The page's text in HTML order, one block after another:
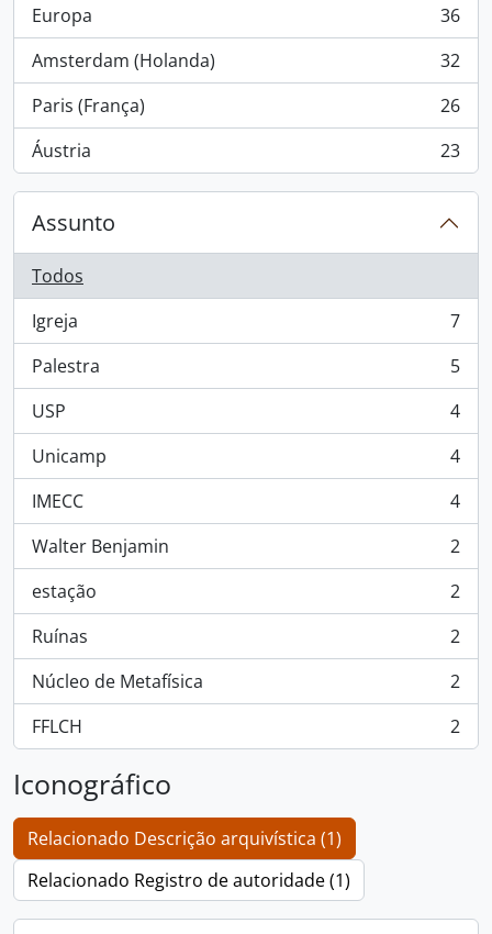
Europa
, 36 resultados
36
Amsterdam (Holanda)
, 32 resultados
32
Paris (França)
, 26 resultados
26
Áustria
, 23 resultados 23
Assunto
Todos
Igreja
, 7 resultados
7
Palestra
, 5 resultados
5
USP
, 4 resultados
4
Unicamp
, 4 resultados
4
IMECC
, 4 resultados
4
Walter Benjamin
, 2 resultados
2
estação
, 2 resultados
2
Ruínas
, 2 resultados
2
Núcleo de Metafísica
, 2 resultados
2
FFLCH
, 2 resultados 2
Iconográfico
Relacionado Descrição arquivística (1)
Relacionado Registro de autoridade (1)